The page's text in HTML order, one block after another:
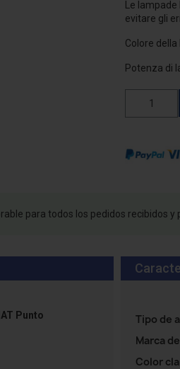
Le
evitare gli
Colore della
Potenza di
para todos los pedidos recibidos y
Punto Tipo de
Marca
Color